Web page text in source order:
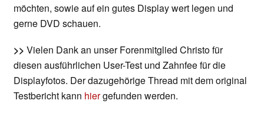
möchten, sowie auf ein gutes Display wert legen und
gerne DVD schauen.
>> Vielen Dank an unser Forenmitglied Christo für
diesen ausführlichen User-Test und Zahnfee für die
Displayfotos. Der dazugehörige Thread mit dem original
Testbericht kann hiergefunden werden.